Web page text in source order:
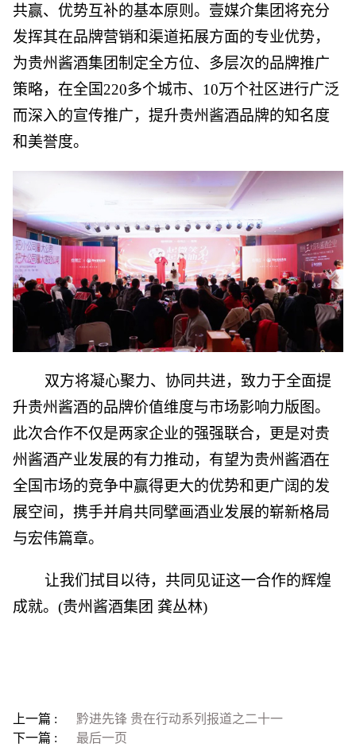
共赢、优势互补的基本原则。壹媒介集团将充分
发挥其在品牌营销和渠道拓展方面的专业优势，
为贵州酱酒集团制定全方位、多层次的品牌推广
策略，在全国220多个城市、10万个社区进行广泛
而深入的宣传推广，提升贵州酱酒品牌的知名度
和美誉度。
双方将凝心聚力、协同共进，致力于全面提
升贵州酱酒的品牌价值维度与市场影响力版图。
此次合作不仅是两家企业的强强联合，更是对贵
州酱酒产业发展的有力推动，有望为贵州酱酒在
全国市场的竞争中赢得更大的优势和更广阔的发
展空间，携手并肩共同擘画酒业发展的崭新格局
与宏伟篇章。
让我们拭目以待，共同见证这一合作的辉煌
成就。(贵州酱酒集团 龚丛林)
上一篇 :
黔进先锋 贵在行动系列报道之二十一
下一篇 :
最后一页